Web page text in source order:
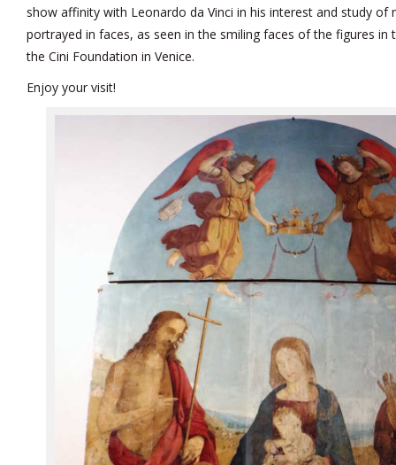
show affinity with Leonardo da Vinci in his interest and study of
portrayed in faces, as seen in the smiling faces of the figures
the Cini Foundation in Venice.
Enjoy your visit!